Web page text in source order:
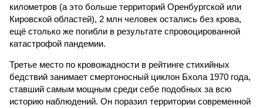
километров (а это больше территорий Оренбургской или
Кировской областей), 2 млн человек остались без крова,
ещё столько же погибли в результате спровоцированной
катастрофой пандемии.
Третье место по кровожадности в рейтинге стихийных
бедствий занимает смертоносный циклон Бхола 1970 года,
ставший самым мощным среди себе подобных за всю
историю наблюдений. Он поразил территории современной